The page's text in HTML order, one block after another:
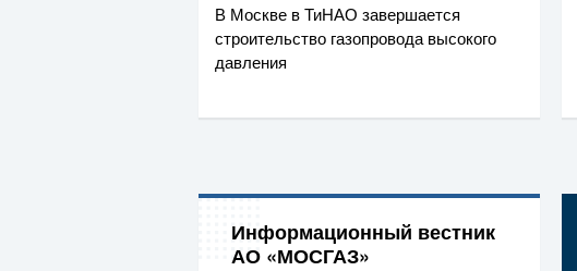
В Москве в ТиНАО завершается
строительство газопровода высокого
давления
Информационный вестник
АО «МОСГАЗ»